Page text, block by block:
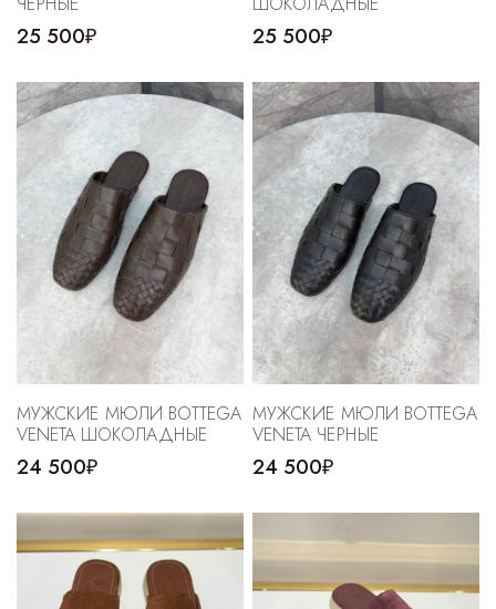
25 500₽ 25 500₽
МУЖСКИЕ МЮЛИ BOTTEGA
VENETA ШОКОЛАДНЫЕ
24 500₽
МУЖСКИЕ МЮЛИ BOTTEGA
VENETA ЧЕРНЫЕ
24 500₽